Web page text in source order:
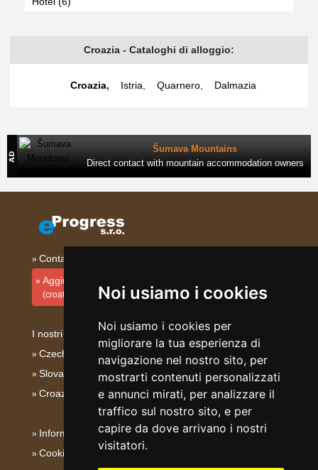
Noi usiamo i cookies
Noi usiamo i cookies per
migliorare la tua esperienza di
navigazione nel nostro sito, per
mostrarti contenuti personalizzati
e annunci mirati, per analizzare il
traffico sul nostro sito, e per
capire da dove arrivano i nostri
visitatori.
Croazia - Cataloghi di alloggio:
Croazia, Istria Quarnero Dalmazia
Šumava Mountains
Direct contact with mountain accommodation owners
Contatto
Aggiungi la tua sistemazione
(croato)
I nostri server:
Czech mountains
Slovakian mountains
Croazia - Adriatico
Informativa su privacy
Cookies